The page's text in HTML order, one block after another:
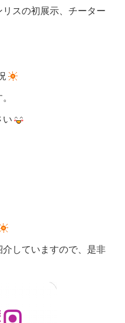
スの初展示、チーター
い
していますので、是非